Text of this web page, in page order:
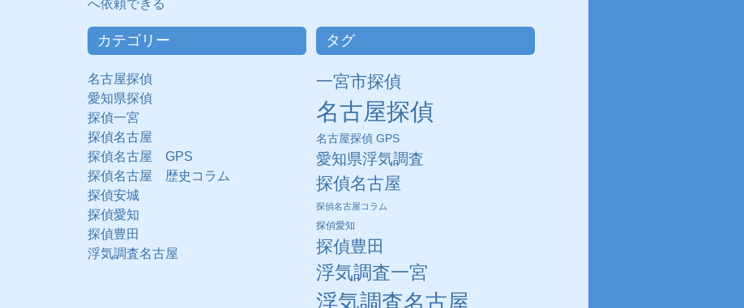
へ依頼できる
カテゴリー
名古屋探偵
愛知県探偵
探偵一宮
探偵名古屋
探偵名古屋 GPS
探偵名古屋 歴史コラム
探偵安城
探偵愛知
探偵豊田
浮気調査名古屋
タグ
一宮市探偵
名古屋探偵
名古屋探偵 GPS
愛知県浮気調査
探偵名古屋
探偵名古屋コラム
探偵愛知
探偵豊田
浮気調査一宮
浮気調査名古屋